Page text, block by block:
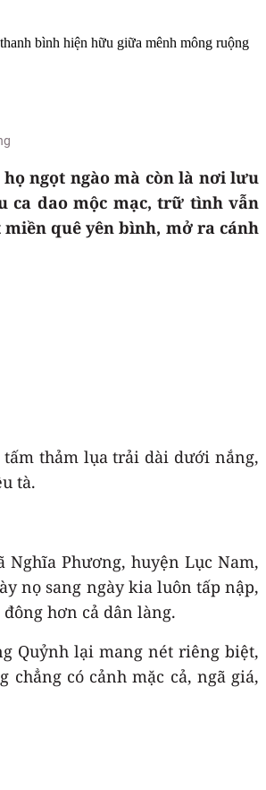
bình hiện hữu giữa mênh mông ruộng
ngọt ngào mà còn là nơi lưu
ca dao mộc mạc, trữ tình vẫn
quê yên bình, mở ra cánh
thảm lụa trải dài dưới nắng,
tà.
Nghĩa Phương, huyện Lục Nam,
nọ sang ngày kia luôn tấp nập,
hơn cả dân làng.
Quỷnh lại mang nét riêng biệt,
có cảnh mặc cả, ngã giá,